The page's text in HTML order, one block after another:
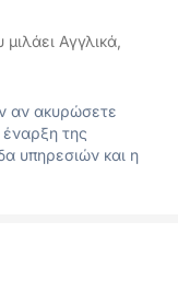
Αγγλικά,
αν ακυρώσετε
της
υπηρεσιών και η